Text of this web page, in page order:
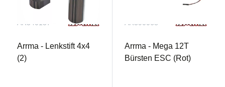
AR340137
Arrma - Lenkstift 4x4
(2)
AR390068
Arrma - Mega 12T
Bürsten ESC (Rot)